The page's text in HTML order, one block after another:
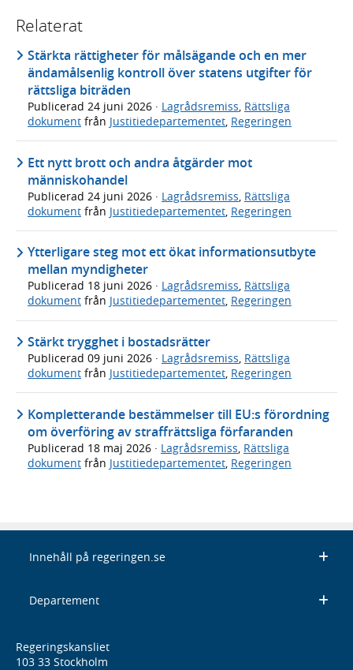
Relaterat
Stärkta rättigheter för målsägande och en mer
ändamålsenlig kontroll över statens utgifter för
rättsliga biträden
Publicerad 24 juni 2026 · Lagrådsremiss, Rättsliga
dokument från Justitiedepartementet, Regeringen
Ett nytt brott och andra åtgärder mot
människohandel
Publicerad 24 juni 2026 · Lagrådsremiss Rättsliga
dokument från Justitiedepartementet Regeringen
Ytterligare steg mot ett ökat informationsutbyte
mellan myndigheter
Publicerad 18 juni 2026 · Lagrådsremiss, Rättsliga
dokument från Justitiedepartementet, Regeringen
Stärkt trygghet i bostadsrätter
Publicerad 09 juni 2026 · Lagrådsremiss, Rättsliga
dokument från Justitiedepartementet, Regeringen
Kompletterande bestämmelser till EU:s förordning
om överföring av straffrättsliga förfaranden
Publicerad 18 maj 2026 · Lagrådsremiss Rättsliga
dokument från Justitiedepartementet Regeringen
Innehåll på regeringen.se
Departement
Regeringskansliet
103 33 Stockholm